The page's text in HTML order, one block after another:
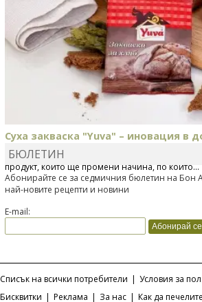
Суха закваска "Yuva" – иновация в
Отскоро Лесафр България стартира
продукт, който ще промени начина, по който...
БЮЛЕТИН
Абонирайте се за седмичния бюлетин на Бон
най-новите рецепти и новини
E-mail:
Списък на всички потребители | Условия за
Бисквитки | Реклама | За нас | Как да